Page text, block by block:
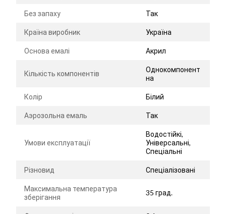
Без запаху Так
Країна виробник Україна
Основа емалі Акрил
Кількість компонентів
Однокомпонент
на
Колір Білий
Аэрозольна емаль Так
Умови експлуатації
Водостійкі,
Універсальні,
Спеціальні
Різновид Спеціалізовані
Максимальна температура
зберігання
35 град.